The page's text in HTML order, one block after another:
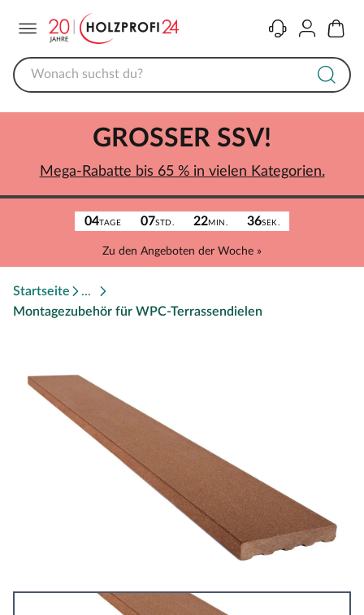
KontaktKonto
04TAGE 07STD. 22MIN. 36SEK.
Zu den Angeboten der Woche »
GROSSER SSV!
Mega-Rabatte bis 65 % in vielen Kategorien.
Startseite
Montagezubehör für WPC-Terrassendielen